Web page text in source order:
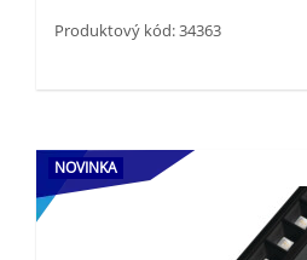
Produktový kód: 34363
NOVINKA